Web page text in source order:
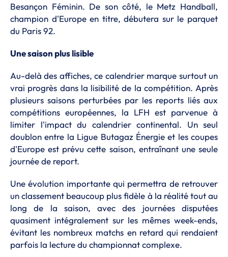
Besançon Féminin. De son côté, le Metz Handball,
champion d'Europe en titre, débutera sur le parquet
du Paris 92.
Une saison plus lisible
Au-delà des affiches, ce calendrier marque surtout un
vrai progrès dans la lisibilité de la compétition. Après
plusieurs saisons perturbées par les reports liés aux
compétitions européennes, la LFH est parvenue à
limiter l'impact du calendrier continental. Un seul
doublon entre la Ligue Butagaz Énergie et les coupes
d'Europe est prévu cette saison, entraînant une seule
journée de report.
Une évolution importante qui permettra de retrouver
un classement beaucoup plus fidèle à la réalité tout au
long de la saison, avec des journées disputées
quasiment intégralement sur les mêmes week-ends,
évitant les nombreux matchs en retard qui rendaient
parfois la lecture du championnat complexe.